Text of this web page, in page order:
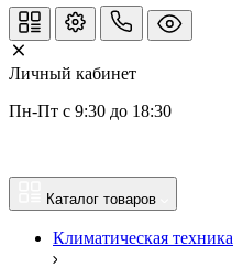
Личный кабинет
Пн-Пт с 9:30 до 18:30
Каталог товаров
Климатическая техника